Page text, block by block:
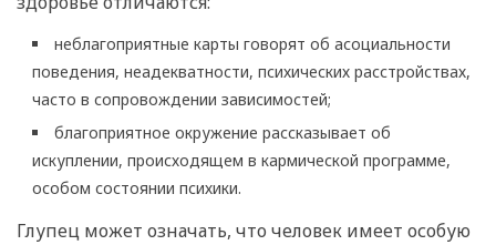
неблагоприятные карты говорят об асоциальности
поведения, неадекватности, психических расстройствах,
часто в сопровождении зависимостей;
благоприятное окружение рассказывает об
искуплении, происходящем в кармической программе,
особом состоянии психики.
Глупец может означать, что человек имеет особую